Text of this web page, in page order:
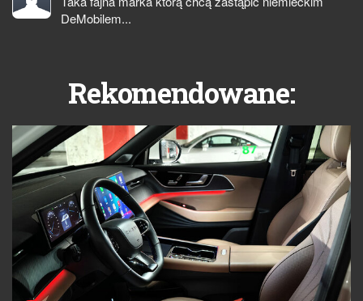
DeMobilem...
Rekomendowane: